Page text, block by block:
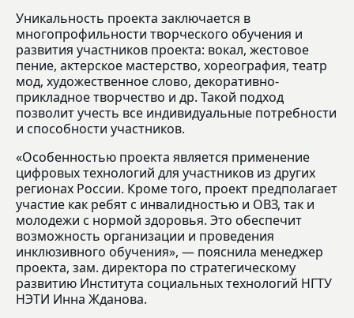
Уникальность проекта заключается в
многопрофильности творческого обучения и
развития участников проекта: вокал, жестовое
пение, актерское мастерство, хореография, театр
мод, художественное слово, декоративно-
прикладное творчество и др. Такой подход
позволит учесть все индивидуальные потребности
и способности участников.
«Особенностью проекта является применение
цифровых технологий для участников из других
регионах России. Кроме того, проект предполагает
участие как ребят с инвалидностью и ОВЗ, так и
молодежи с нормой здоровья. Это обеспечит
возможность организации и проведения
инклюзивного обучения», — пояснила менеджер
проекта, зам. директора по стратегическому
развитию Института социальных технологий НГТУ
НЭТИ Инна Жданова.